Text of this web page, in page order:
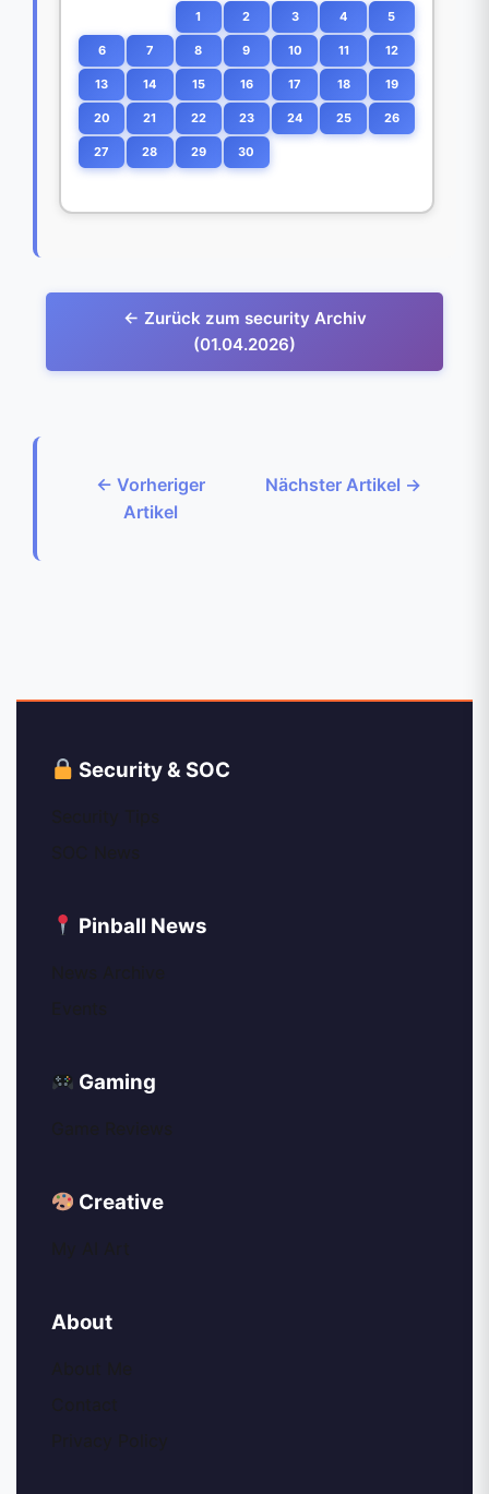
1 2 3 4 5
6 7 8 9 10 11 12
13 14 15 16 17 18 19
20 21 22 23 24 25 26
27 28 29 30
← Zurück zum security Archiv
(01.04.2026)
← Vorheriger
Artikel
Nächster Artikel →
Security & SOC
Pinball News
Gaming
Creative
About